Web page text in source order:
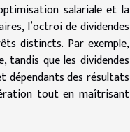
salariale et la
l’octroi de dividendes
distincts. Par exemple,
que les dividendes
dépendants des résultats
tout en maîtrisant